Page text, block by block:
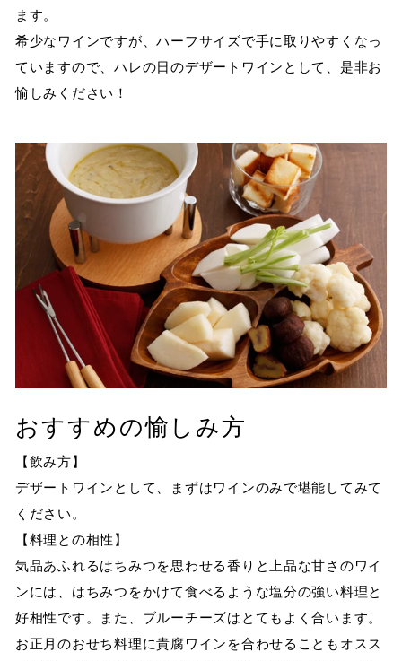
ます。
希少なワインですが、ハーフサイズで手に取りやすくなっ
ていますので、ハレの日のデザートワインとして、是非お
愉しみください！
おすすめの愉しみ方
【飲み方】
デザートワインとして、まずはワインのみで堪能してみて
ください。
【料理との相性】
気品あふれるはちみつを思わせる香りと上品な甘さのワイ
ンには、はちみつをかけて食べるような塩分の強い料理と
好相性です。また、ブルーチーズはとてもよく合います。
お正月のおせち料理に貴腐ワインを合わせることもオスス